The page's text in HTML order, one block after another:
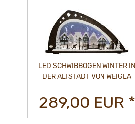
LED SCHWIBBOGEN WINTER IN
DER ALTSTADT VON WEIGLA
289,00 EUR *